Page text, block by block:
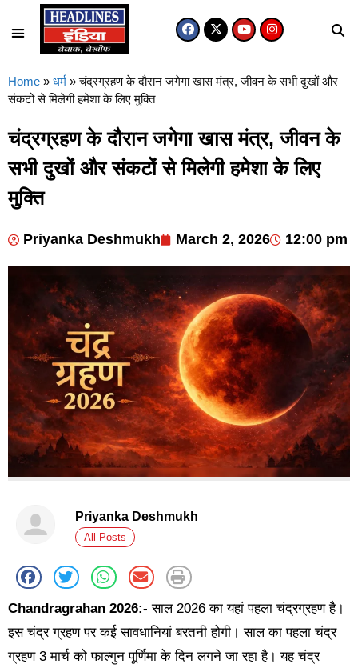
Home » धर्म »चंद्रग्रहण के दौरान जगेगा खास मंत्र, जीवन के सभी दुखों और
संकटों से मिलेगी हमेशा के लिए मुक्ति
चंद्रग्रहण के दौरान जगेगा खास मंत्र, जीवन के
सभी दुखों और संकटों से मिलेगी हमेशा के लिए
मुक्ति
Priyanka Deshmukh March 2, 2026 12:00 pm
Priyanka Deshmukh
All Posts
Chandragrahan 2026:- साल 2026 का यहां पहला चंद्रग्रहण है।
इस चंद्र ग्रहण पर कई सावधानियां बरतनी होगी। साल का पहला चंद्र
ग्रहण 3 मार्च को फाल्गुन पूर्णिमा के दिन लगने जा रहा है। यह चंद्र